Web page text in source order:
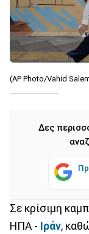
(AP Photo/Vahid
Δες
Σε κρίσιμη
ΗΠΑ - Ιράν,